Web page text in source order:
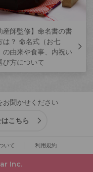
産師監修】命名書の書
は？ 命名式（お七
の由来や食事、内祝い
び方について
お聞かせください
こちら
いて 利用規約
Inc.